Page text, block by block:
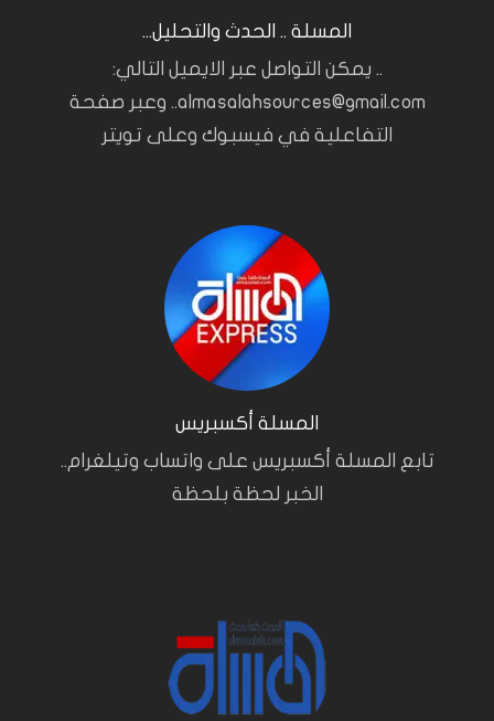
المسلة .. الحدث والتحليل...
.. يمكن التواصل عبر الايميل التالي:
almasalahsources@gmail.com.. وعبر صفحة
التفاعلية في فيسبوك وعلى تويتر
المسلة أكسبريس
تابع المسلة أكسبريس على واتساب وتيلغرام..
الخبر لحظة بلحظة